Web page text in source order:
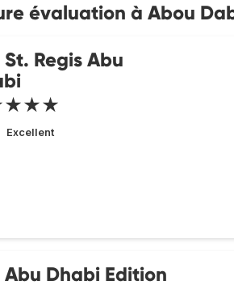
évaluation à Abou
St. Regis Abu
Excellent
Abu Dhabi Edition